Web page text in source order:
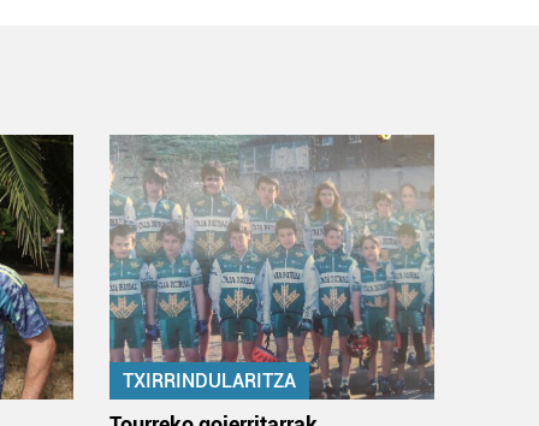
TXIRRINDULARITZA